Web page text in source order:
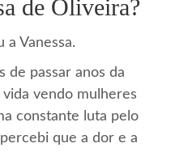
de Oliveira?
a Vanessa.
de passar anos da
vida vendo mulheres
constante luta pelo
que a dor e a